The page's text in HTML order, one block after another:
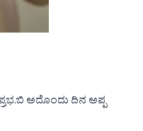
ಅದೊಂದು ದಿನ ಅಪ್ಪ